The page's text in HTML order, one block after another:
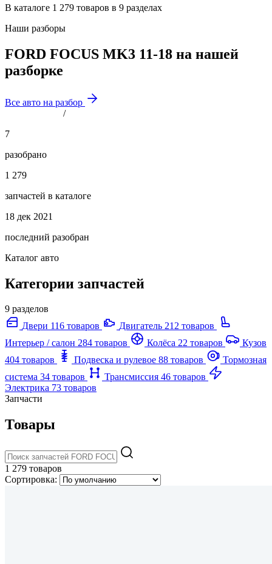
В каталоге 1 279 товаров в 9 разделах
Наши разборы
FORD FOCUS MK3 11-18 на нашей
разборке
Все авто на разбор
/
7
разобрано
1 279
запчастей в каталоге
18 дек 2021
последний разобран
Каталог авто
Категории запчастей
9 разделов
Двери 116 товаров Двигатель 212 товаров
Интерьер / салон 284 товаров Колёса 22 товаров
Кузов
404 товаров
Подвеска и рулевое 88 товаров
Тормозная
система 34 товаров Трансмиссия 46 товаров
Электрика 73 товаров
Запчасти
Товары
1 279 товаров
Сортировка: